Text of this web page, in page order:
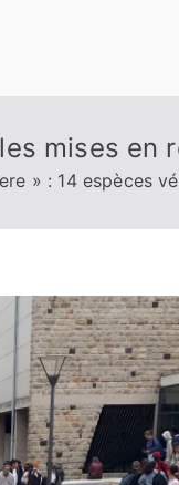
mises en
» : 14 espèces